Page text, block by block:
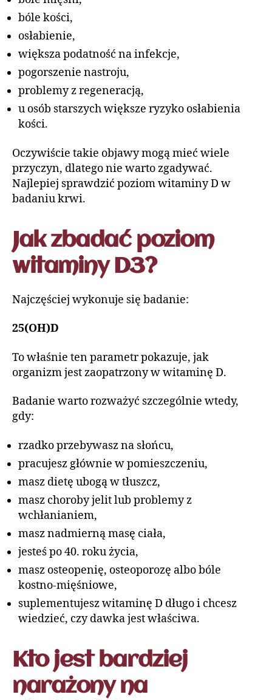
bóle kości,
osłabienie,
większa podatność na infekcje,
pogorszenie nastroju,
problemy z regeneracją,
u osób starszych większe ryzyko osłabienia
kości.
Oczywiście takie objawy mogą mieć wiele
przyczyn, dlatego nie warto zgadywać.
Najlepiej sprawdzić poziom witaminy D w
badaniu krwi.
Jak zbadać poziom
witaminy D3?
Najczęściej wykonuje się badanie:
25(OH)D
To właśnie ten parametr pokazuje, jak
organizm jest zaopatrzony w witaminę D.
Badanie warto rozważyć szczególnie wtedy,
gdy:
rzadko przebywasz na słońcu,
pracujesz głównie w pomieszczeniu,
masz dietę ubogą w tłuszcz,
masz choroby jelit lub problemy z
wchłanianiem,
masz nadmierną masę ciała,
jesteś po 40. roku życia,
masz osteopenię, osteoporozę albo bóle
kostno-mięśniowe,
suplementujesz witaminę D długo i chcesz
wiedzieć, czy dawka jest właściwa.
Kto jest bardziej
narażony na